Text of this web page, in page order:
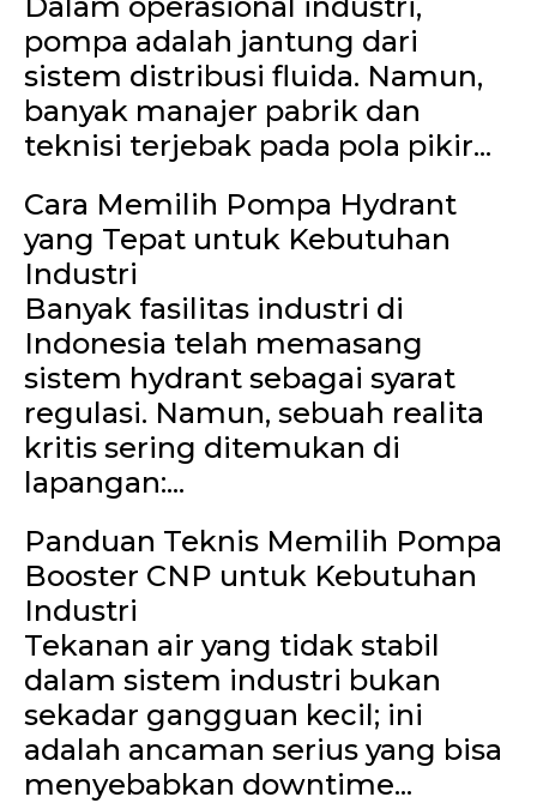
pompa adalah jantung dari
sistem distribusi fluida. Namun,
banyak manajer pabrik dan
teknisi terjebak pada pola pikir...
Cara Memilih Pompa Hydrant
yang Tepat untuk Kebutuhan
Industri
Banyak fasilitas industri di
Indonesia telah memasang
sistem hydrant sebagai syarat
regulasi. Namun, sebuah realita
kritis sering ditemukan di
lapangan:...
Panduan Teknis Memilih Pompa
Booster CNP untuk Kebutuhan
Industri
Tekanan air yang tidak stabil
dalam sistem industri bukan
sekadar gangguan kecil; ini
adalah ancaman serius yang bisa
menyebabkan downtime...